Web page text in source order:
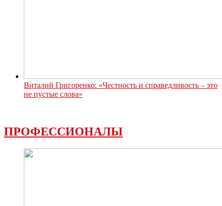
Виталий Григоренко: «Честность и справедливость – это
не пустые слова»
ПРОФЕССИОНАЛЫ